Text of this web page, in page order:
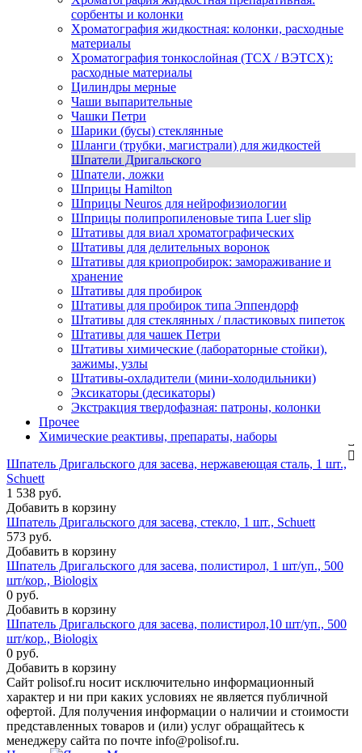
сорбенты и колонки
Хроматография жидкостная: колонки, расходные
материалы
Хроматография тонкослойная (ТСХ / ВЭТСХ):
расходные материалы
Цилиндры мерные
Чаши выпарительные
Чашки Петри
Шарики (бусы) стеклянные
Шланги (трубки, магистрали) для жидкостей
Шпатели Дригальского
Шпатели, ложки
Шприцы Hamilton
Шприцы Neuros для нейрофизиологии
Шприцы полипропиленовые типа Luer slip
Штативы для виал хроматографических
Штативы для делительных воронок
Штативы для криопробирок: замораживание и
хранение
Штативы для пробирок
Штативы для пробирок типа Эппендорф
Штативы для стеклянных / пластиковых пипеток
Штативы для чашек Петри
Штативы химические (лабораторные стойки),
зажимы, узлы
Штативы-охладители (мини-холодильники)
Эксикаторы (десикаторы)
Экстракция твердофазная: патроны, колонки
Прочее
Химические реактивы, препараты, наборы
Шпатель Дригальского для засева, нержавеющая сталь, 1 шт.,
Schuett
1 538 руб.
Добавить в корзину
Шпатель Дригальского для засева, стекло, 1 шт., Schuett
573 руб.
Добавить в корзину
Шпатель Дригальского для засева, полистирол, 1 шт/уп., 500
шт/кор., Biologix
0 руб.
Добавить в корзину
Шпатель Дригальского для засева, полистирол,10 шт/уп., 500
шт/кор., Biologix
0 руб.
Добавить в корзину
Сайт polisof.ru носит исключительно информационный
характер и ни при каких условиях не является публичной
офертой. Для получения информации о наличии и стоимости
представленных товаров и (или) услуг обращайтесь к
менеджеру сайта по почте info@polisof.ru.